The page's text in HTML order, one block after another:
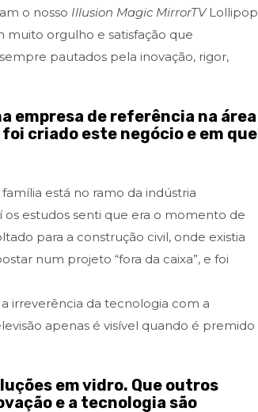
o nosso Illusion Magic MirrorTV Lollipop
muito orgulho e satisfação que
pautados pela inovação, rigor,
empresa de referência na área
criado este negócio e em que
está no ramo da indústria
estudos senti que era o momento de
para a construção civil, onde existia
num projeto “fora da caixa”, e foi
irreverência da tecnologia com a
apenas é visível quando é premido
em vidro. Que outros
e a tecnologia são